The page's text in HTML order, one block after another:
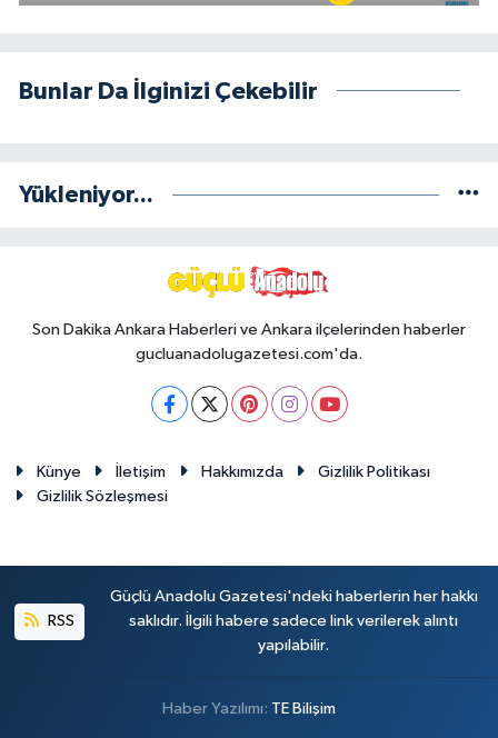
Bunlar Da İlginizi Çekebilir
Yükleniyor...
Son Dakika Ankara Haberleri ve Ankara ilçelerinden haberler
gucluanadolugazetesi.com'da.
Künye İletişim Hakkımızda
Gizlilik Politikası
Gizlilik Sözleşmesi
RSS
Güçlü Anadolu Gazetesi'ndeki haberlerin her hakkı
saklıdır. İlgili habere sadece link verilerek alıntı
yapılabilir.
Haber Yazılımı: TE Bilişim